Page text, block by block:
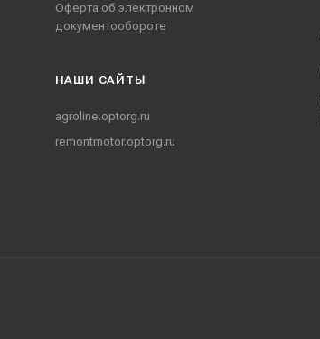
Оферта об электронном
документообороте
НАШИ CАЙТЫ
agroline.optorg.ru
remontmotor.optorg.ru